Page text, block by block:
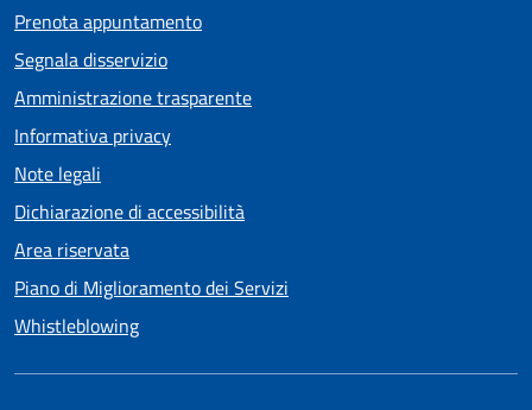
Prenota appuntamento
Segnala disservizio
Amministrazione trasparente
Informativa privacy
Note legali
Dichiarazione di accessibilità
Area riservata
Piano di Miglioramento dei Servizi
Whistleblowing